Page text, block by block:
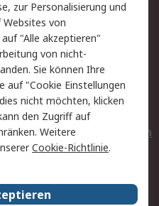
Privatkunden
Datenschutz
Zahlungsbedingungen
Entsorgung
Elektrogeräte/Batterien
RS weltweit
zur Personalisierung und
Websites von
"Alle akzeptieren"
von nicht-
Sie können Ihre
auf "Cookie Einstellungen
nicht möchten, klicken
den Zugriff auf
Weitere
Cookie-Richtlinie.